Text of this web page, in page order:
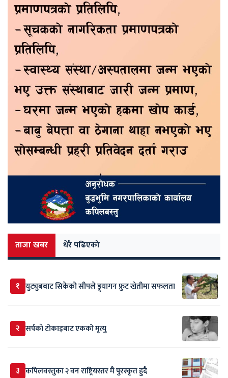
ताजा खबर धेरै पढिएको
१ युट्युबबाट सिकेको सीपले ड्र्यागन फ्रुट खेतीमा सफलता
२ सर्पकाे टाेकाइबाट एकको मृत्यु
३ कपिलवस्तुका २ वन राष्ट्रियस्तर मै पुरस्कृत हुदै